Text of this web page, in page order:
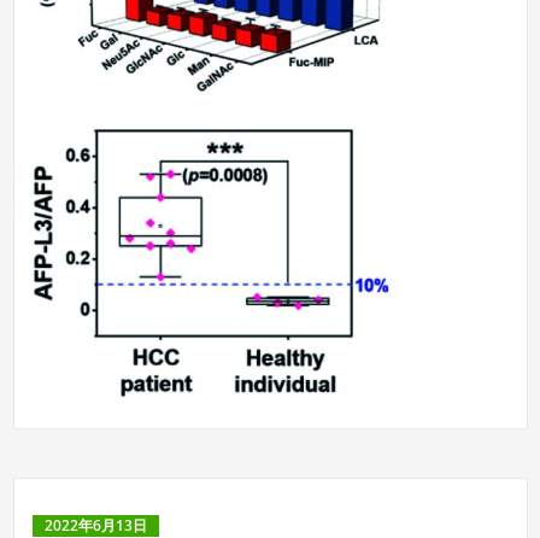
2022年6月13日